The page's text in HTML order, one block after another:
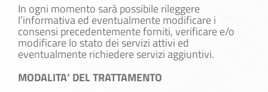
In ogni momento sarà possibile rileggere
l’informativa ed eventualmente modificare i
consensi precedentemente forniti, verificare e/o
modificare lo stato dei servizi attivi ed
eventualmente richiedere servizi aggiuntivi.
MODALITA’ DEL TRATTAMENTO